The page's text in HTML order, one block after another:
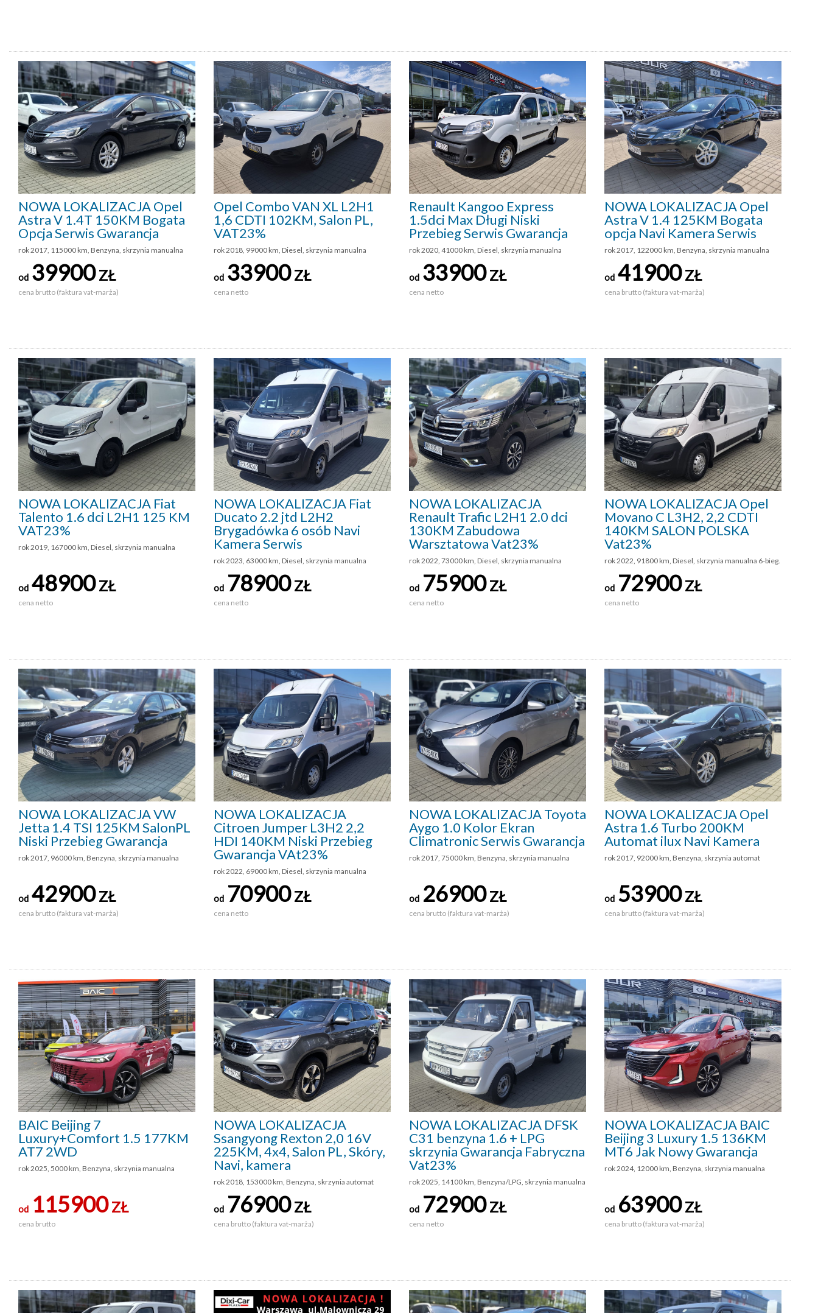
NOWA LOKALIZACJA Opel
Astra V 1.4T 150KM Bogata
Opcja Serwis Gwarancja
rok 2017, 115000 km, Benzyna, skrzynia manualna
od 39900ZŁ
cena brutto (faktura vat-marża)
Opel Combo VAN XL L2H1
1,6 CDTI 102KM, Salon PL,
VAT23%
rok 2018, 99000 km, Diesel, skrzynia manualna
od 33900ZŁ
cena netto
Renault Kangoo Express
1.5dci Max Długi Niski
Przebieg Serwis Gwarancja
rok 2020, 41000 km, Diesel, skrzynia manualna
od 33900ZŁ
cena netto
NOWA LOKALIZACJA Opel
Astra V 1.4 125KM Bogata
opcja Navi Kamera Serwis
rok 2017, 122000 km, Benzyna, skrzynia manualna
od 41900ZŁ
cena brutto (faktura vat-marża)
NOWA LOKALIZACJA Fiat
Talento 1.6 dci L2H1 125 KM
VAT23%
rok 2019, 167000 km, Diesel, skrzynia manualna
od 48900ZŁ
cena netto
NOWA LOKALIZACJA Fiat
Ducato 2.2 jtd L2H2
Brygadówka 6 osób Navi
Kamera Serwis
rok 2023, 63000 km, Diesel, skrzynia manualna
od 78900ZŁ
cena netto
NOWA LOKALIZACJA
Renault Trafic L2H1 2.0 dci
130KM Zabudowa
Warsztatowa Vat23%
rok 2022, 73000 km, Diesel, skrzynia manualna
od 75900ZŁ
cena netto
NOWA LOKALIZACJA Opel
Movano C L3H2, 2,2 CDTI
140KM SALON POLSKA
Vat23%
rok 2022, 91800 km, Diesel, skrzynia manualna 6-bieg.
od 72900ZŁ
cena netto
NOWA LOKALIZACJA VW
Jetta 1.4 TSI 125KM SalonPL
Niski Przebieg Gwarancja
rok 2017, 96000 km, Benzyna, skrzynia manualna
od 42900ZŁ
cena brutto (faktura vat-marża)
NOWA LOKALIZACJA
Citroen Jumper L3H2 2,2
HDI 140KM Niski Przebieg
Gwarancja VAt23%
rok 2022, 69000 km, Diesel, skrzynia manualna
od 70900ZŁ
cena netto
NOWA LOKALIZACJA Toyota
Aygo 1.0 Kolor Ekran
Climatronic Serwis Gwarancja
rok 2017, 75000 km, Benzyna, skrzynia manualna
od 26900ZŁ
cena brutto (faktura vat-marża)
NOWA LOKALIZACJA Opel
Astra 1.6 Turbo 200KM
Automat ilux Navi Kamera
rok 2017, 92000 km, Benzyna, skrzynia automat
od 53900ZŁ
cena brutto (faktura vat-marża)
BAIC Beijing 7
Luxury+Comfort 1.5 177KM
AT7 2WD
rok 2025, 5000 km, Benzyna, skrzynia manualna
od 115900ZŁ
cena brutto
NOWA LOKALIZACJA
Ssangyong Rexton 2,0 16V
225KM, 4x4, Salon PL, Skóry,
Navi, kamera
rok 2018, 153000 km, Benzyna, skrzynia automat
od 76900ZŁ
cena brutto (faktura vat-marża)
NOWA LOKALIZACJA DFSK
C31 benzyna 1.6 + LPG
skrzynia Gwarancja Fabryczna
Vat23%
rok 2025, 14100 km, Benzyna/LPG, skrzynia manualna
od 72900ZŁ
cena netto
NOWA LOKALIZACJA BAIC
Beijing 3 Luxury 1.5 136KM
MT6 Jak Nowy Gwarancja
rok 2024, 12000 km, Benzyna, skrzynia manualna
od 63900ZŁ
cena brutto (faktura vat-marża)